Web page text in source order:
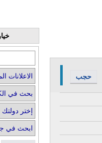
حجب